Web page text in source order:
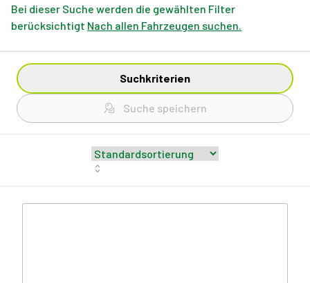
Bei dieser Suche werden die gewählten Filter
berücksichtigt Nach allen Fahrzeugen suchen.
Suchkriterien
Suche speichern